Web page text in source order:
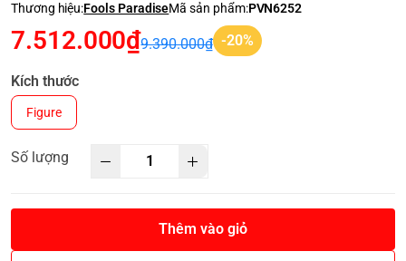
Thương hiệu:Fools ParadiseMã sản phẩm:PVN6252
7.512.000₫9.390.000₫ -20%
Kích thước
Figure
Số lượng
Thêm vào giỏ